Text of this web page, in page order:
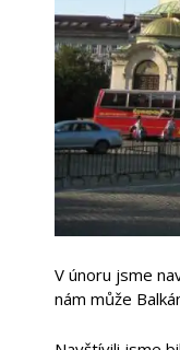
V únoru jsme
nám může